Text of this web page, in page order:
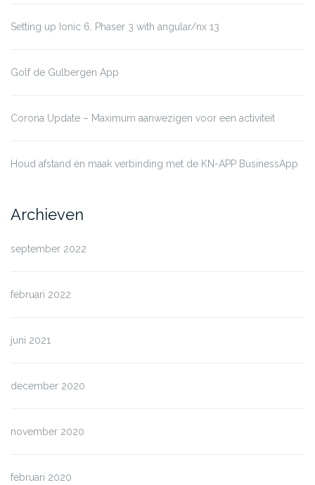
Setting up Ionic 6, Phaser 3 with angular/nx 13
Golf de Gulbergen App
Corona Update – Maximum aanwezigen voor een activiteit
Houd afstand én maak verbinding met de KN-APP BusinessApp
Archieven
september 2022
februari 2022
juni 2021
december 2020
november 2020
februari 2020